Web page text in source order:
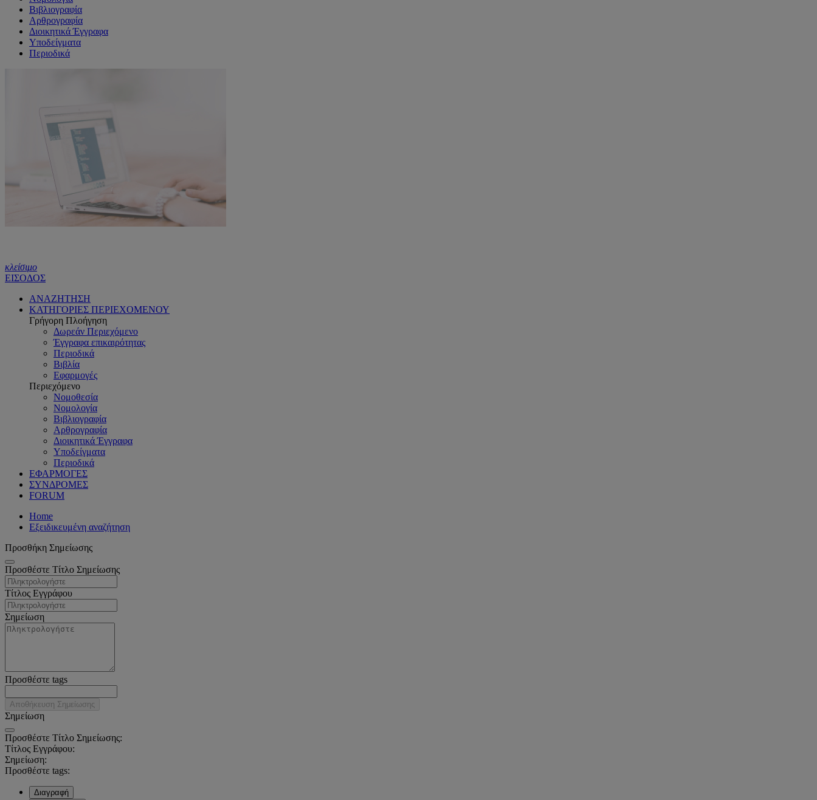
Βιβλιογραφία
Αρθρογραφία
Διοικητικά Έγγραφα
Υποδείγματα
Περιοδικά
κλείσιμο
ΕΙΣΟΔΟΣ
ΑΝΑΖΗΤΗΣΗ
ΚΑΤΗΓΟΡΙΕΣ ΠΕΡΙΕΧΟΜΕΝΟΥ
Γρήγορη Πλοήγηση
Δωρεάν Περιεχόμενο
Έγγραφα επικαιρότητας
Περιοδικά
Βιβλία
Εφαρμογές
Περιεχόμενο
Νομοθεσία
Νομολογία
Βιβλιογραφία
Αρθρογραφία
Διοικητικά Έγγραφα
Υποδείγματα
Περιοδικά
ΕΦΑΡΜΟΓΕΣ
ΣΥΝΔΡΟΜΕΣ
FORUM
Home
Εξειδικευμένη αναζήτηση
Προσθήκη Σημείωσης
Προσθέστε Τίτλο Σημείωσης
Τίτλος Εγγράφου
Σημείωση
Προσθέστε tags
Αποθήκευση Σημείωσης
Σημείωση
Προσθέστε Τίτλο Σημείωσης:
Τίτλος Εγγράφου:
Σημείωση:
Προσθέστε tags:
Διαγραφή